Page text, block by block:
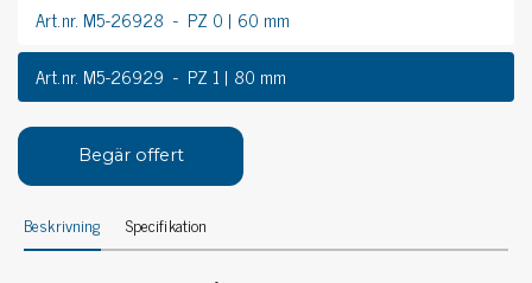
Art.nr. M5-26928
PZ 0 | 60 mm
Art.nr. M5-26929
PZ 1 | 80 mm
Begär offert
Beskrivning Specifikation